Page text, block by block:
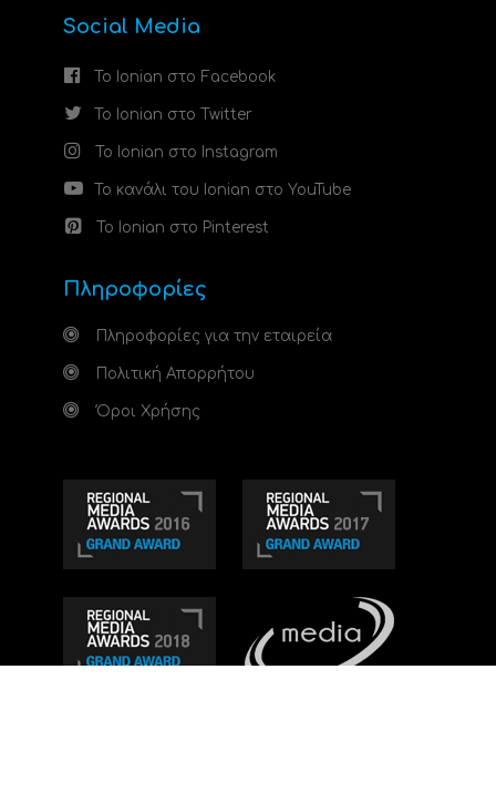
Social Media
Το Ionian στο Facebook
Το Ionian στο Twitter
Το Ionian στο Instagram
Το κανάλι του Ionian στο YouTube
Το Ionian στο Pinterest
Πληροφορίες
Πληροφορίες για την εταιρεία
Πολιτική Απορρήτου
Όροι Χρήσης